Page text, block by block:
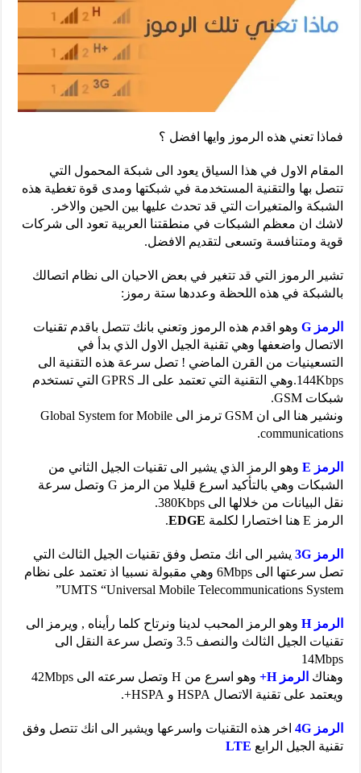
فماذا تعني هذه الرموز وايها افضل ؟
المقام الاول في هذا السياق يعود الى شبكة المحمول التي
تتصل بها والتقنية المستخدمة في شبكتها ومدى قوة تغطية هذه
الشبكة والمتغيرات التي قد تحدث عليها بين الحين والاخر.
لاشك ان معظم الشبكات في منطقتنا العربية تعود الى شركات
قوية ومتنافسة وتسعى لتقديم الافضل.
تشير الرموز التي قد تتغير في بعض الاحيان الى نظام اتصالك
بالشبكة في هذه اللحظة وعددها ستة رموز:
الرمز G
وهو اقدم هذه الرموز وتعني بانك تتصل باقدم تقنيات
الاتصال واضعفها وهي تقنية الجيل الاول الذي بدأ في
التسعينيات من القرن الماضي ! تصل سرعة هذه التقنية الى
144Kbps.وهي التقنية التي تعتمد على الـ GPRS التي تستخدم
شبكات GSM.
ونشير هنا الى ان GSM ترمز الى Global System for Mobile
communications.
الرمز E
وهو الرمز الذي يشير الى تقنيات الجيل الثاني من
الشبكات وهي بالتأكيد اسرع قليلا من الرمز G وتصل سرعة
نقل البيانات من خلالها الى 380Kbps.
الرمز E هنا اختصارا لكلمة
EDGE
.
الرمز 3G
يشير الى انك متصل وفق تقنيات الجيل الثالث التي
تصل سرعتها الى 6Mbps وهي مقبولة نسبيا اذ تعتمد على نظام
UMTS “Universal Mobile Telecommunications System”
الرمز H
وهو الرمز المحبب لدينا ونرتاح كلما رأيناه , ويرمز الى
تقنيات الجيل الثالث والنصف 3.5 وتصل سرعة النقل الى
14Mbps
وهناك الرمز H+
وهو اسرع من H وتصل سرعته الى 42Mbps
ويعتمد على تقنية الاتصال HSPA و HSPA+.
الرمز 4G
اخر هذه التقنيات واسرعها ويشير الى انك تتصل وفق
تقنية الجيل الرابع LTE